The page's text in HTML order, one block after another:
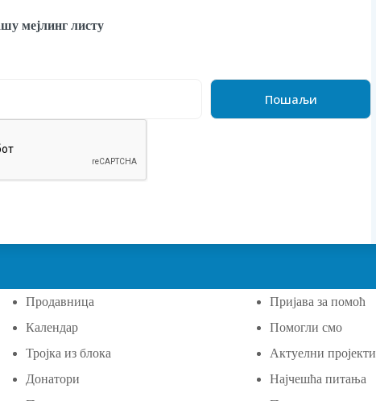
мејлинг листу
Продавница
Календар
Тројка из блока
Донатори
Пријава за помоћ
Помогли смо
Актуелни пројекти
Најчешћа питања